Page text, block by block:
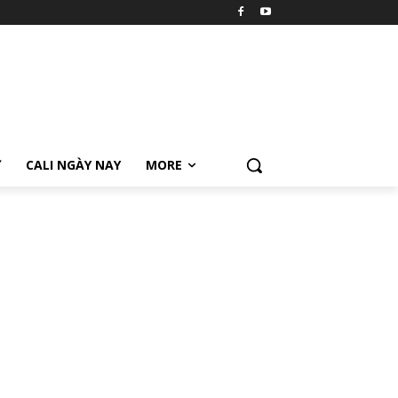
CALI NGÀY NAY MORE